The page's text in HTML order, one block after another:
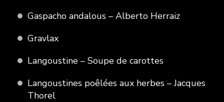
Gaspacho andalous – Alberto Herraiz
Gravlax
Langoustine – Soupe de carottes
Langoustines poêlées aux herbes – Jacques
Thorel